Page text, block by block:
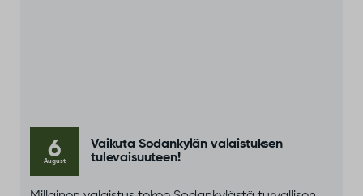
6
August
Vaikuta Sodankylän valaistuksen
tulevaisuuteen!